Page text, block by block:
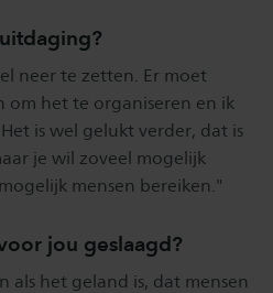
neer te zetten. Er moet
het te organiseren en ik
is wel gelukt verder, dat is
je wil zoveel mogelijk
mensen bereiken."
jou geslaagd?
als het geland is, dat mensen